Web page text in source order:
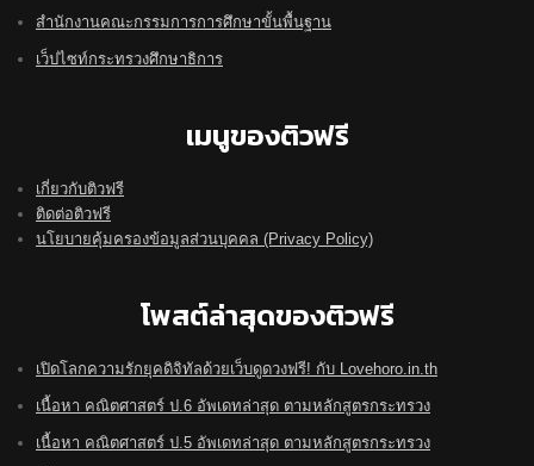
สำนักงานคณะกรรมการการศึกษาขั้นพื้นฐาน
เว็ปไซท์กระทรวงศึกษาธิการ
เมนูของติวฟรี
เกี่ยวกับติวฟรี
ติดต่อติวฟรี
นโยบายคุ้มครองข้อมูลส่วนบุคคล (Privacy Policy)
โพสต์ล่าสุดของติวฟรี
เปิดโลกความรักยุคดิจิทัลด้วยเว็บดูดวงฟรี! กับ Lovehoro.in.th
เนื้อหา คณิตศาสตร์ ป.6 อัพเดทล่าสุด ตามหลักสูตรกระทรวง
เนื้อหา คณิตศาสตร์ ป.5 อัพเดทล่าสุด ตามหลักสูตรกระทรวง